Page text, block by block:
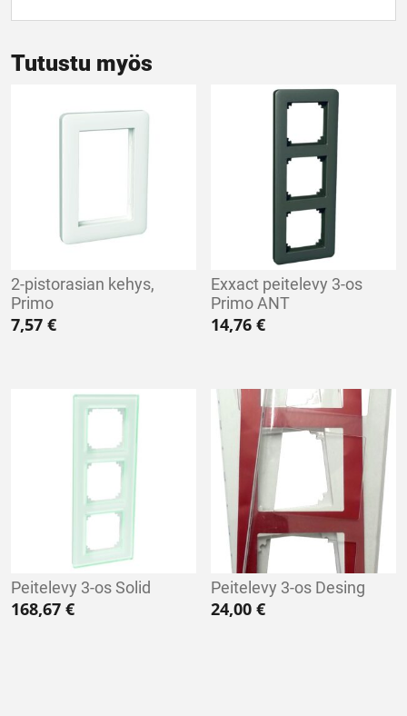
Tutustu myös
2-pistorasian kehys,
Primo
7,57 €
Exxact peitelevy 3-os
Primo ANT
14,76€
Peitelevy 3-os Solid
168,67 €
Peitelevy 3-os Desing
24,00€